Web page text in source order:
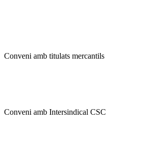
Conveni amb titulats mercantils
Conveni amb Intersindical CSC